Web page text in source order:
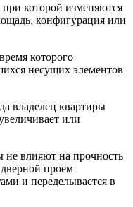
которой изменяются
конфигурация или
которого
несущих элементов
владелец квартиры
или
не влияют на прочность
проем
и переделывается в